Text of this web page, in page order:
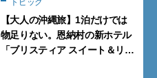
【大人の沖縄旅】1泊だけでは
物足りない。恩納村の新ホテル
「ブリスティア スイート＆リ